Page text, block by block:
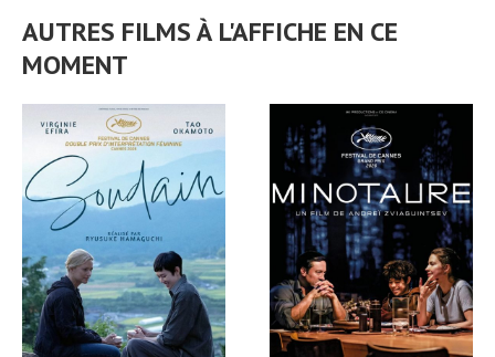
AUTRES FILMS À L'AFFICHE EN CE
MOMENT